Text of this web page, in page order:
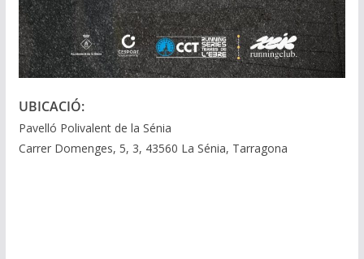
UBICACIÓ:
Pavelló Polivalent de la Sénia
Carrer Domenges, 5, 3, 43560 La Sénia, Tarragona